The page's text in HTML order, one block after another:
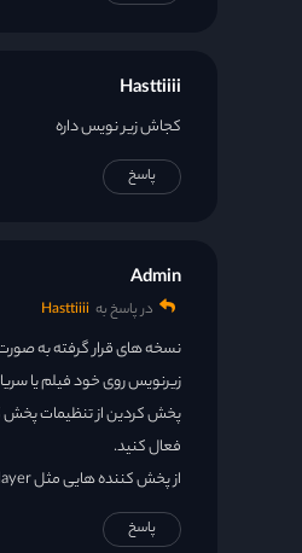
Hasttiiii
کجاش زیر نویس داره
پاسخ
Admin
در پاسخ به Hasttiiii
نسخه های قرار گرفته به
زیرنویس روی خود فیلم یا
پخش کردین از تنظیمات پخش
فعال کنید.
از پخش کننده هایی مثل MXplayer یا KMplayer استفاده کنید.
پاسخ